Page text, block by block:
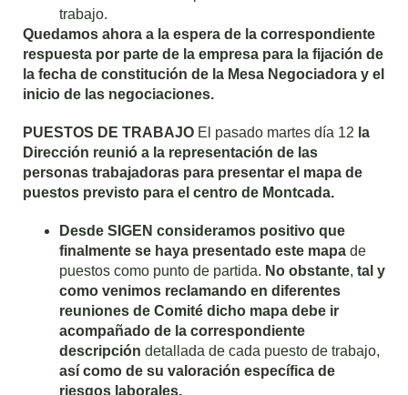
trabajo.
Quedamos ahora a la espera de la correspondiente
respuesta por parte de la empresa para la fijación de
la fecha de constitución de la Mesa Negociadora y el
inicio de las negociaciones.
PUESTOS DE TRABAJO El pasado martes día 12 la
Dirección reunió a la representación de las
personas trabajadoras para presentar el mapa de
puestos previsto para el centro de Montcada.
Desde SIGEN consideramos positivo que
finalmente se haya presentado este mapa de
puestos como punto de partida. No obstante, tal y
como venimos reclamando en diferentes
reuniones de Comité dicho mapa debe ir
acompañado de la correspondiente
descripción detallada de cada puesto de trabajo,
así como de su valoración específica de
riesgos laborales.